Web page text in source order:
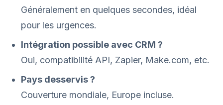
Généralement en quelques secondes, idéal
pour les urgences.
Intégration possible avec CRM ?
Oui, compatibilité API, Zapier, Make.com, etc.
Pays desservis ?
Couverture mondiale, Europe incluse.